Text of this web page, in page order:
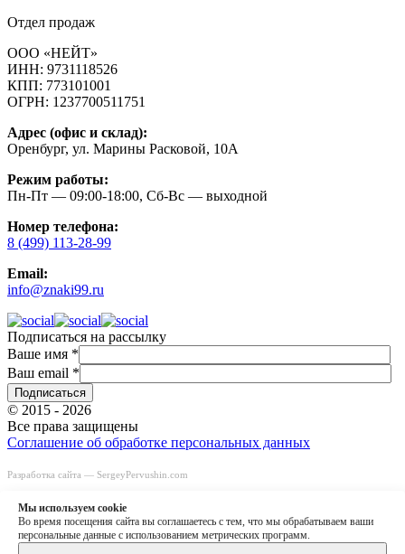
Отдел продаж
ООО «НЕЙТ»
ИНН: 9731118526
КПП: 773101001
ОГРН: 1237700511751
Адрес (офис и склад):
Оренбург, ул. Марины Расковой, 10А
Режим работы:
Пн-Пт — 09:00-18:00, Сб-Вс — выходной
Номер телефона:
8 (499) 113-28-99
Email:
info@znaki99.ru
Подписаться на рассылку
Ваше имя *
Ваш email *
© 2015 - 2026
Все права защищены
Соглашение об обработке персональных данных
Разработка сайта — SergeyPervushin.com
Мы используем сookie
Во время посещения сайта вы соглашаетесь с тем, что мы обрабатываем ваши
персональные данные с использованием метрических программ.
Быстрый заказ Заказать звонок
8 (499) 113-28-99
info@znaki99.ru